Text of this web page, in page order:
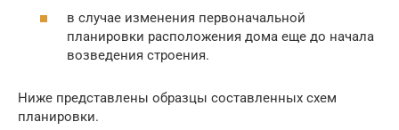
в случае изменения первоначальной
планировки расположения дома еще до начала
возведения строения.
Ниже представлены образцы составленных схем
планировки.